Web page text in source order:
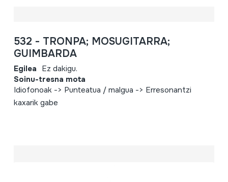
532 - TRONPA; MOSUGITARRA;
GUIMBARDA
Egilea Ez dakigu.
Soinu-tresna mota
Idiofonoak -> Punteatua / malgua -> Erresonantzi
kaxarik gabe